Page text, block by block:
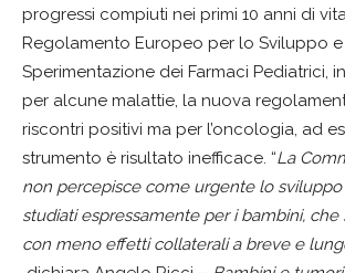
progressi compiuti nei primi 10 anni di
Regolamento Europeo per lo Sviluppo e
Sperimentazione dei Farmaci Pediatrici,
per alcune malattie, la nuova
riscontri positivi ma per l’oncologia, ad
strumento è risultato inefficace. “La
non percepisce come urgente lo
studiati espressamente per i bambini, che
con meno effetti collaterali a breve e